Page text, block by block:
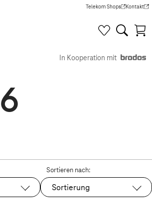
Telekom Shops
(Wird in einem neuen Tab
Kontakt
(Wird in
In Kooperation mit
Sortieren nach:
Sortierung